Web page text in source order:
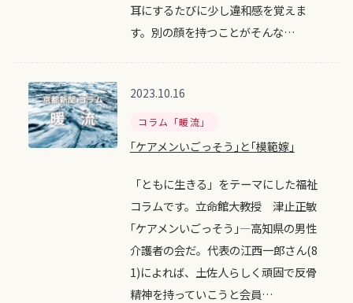
耳にするたびに少し違和感を覚えま
す。別の顔を持つことがそんな…
2023.10.16
コラム「暖流」
｢ケアメンいごっそう｣と｢模範嫁｣
「ともに生きる」をテーマにした福祉
コラムです。立命館大教授 津止正敏
｢ケアメンいごっそう｣―高知県の男性
介護者の会だ。代表の江西一郎さん(8
1)によれば、土佐人らしく頑固で反骨
精神を持っていこうと会員…